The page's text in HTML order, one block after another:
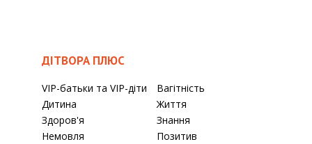
ДІТВОРА ПЛЮС
VIP-батьки та VIP-діти
Вагітність
Дитина
Життя
Здоров'я
Знання
Немовля
Позитив